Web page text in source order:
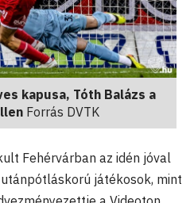
kapusa, Tóth Balázs a
Forrás DVTK
Fehérvárban az idén jóval
játékosok, mint